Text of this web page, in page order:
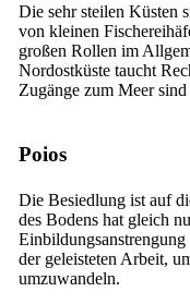
Die sehr steilen Küsten
von kleinen
großen Rollen im
Nordostküste taucht
Zugänge zum Meer
Poios
Die Besiedlung ist auf
des Bodens hat gleich
der geleisteten Arbeit,
umzuwandeln.